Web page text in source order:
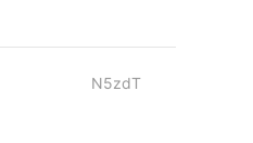
N5zdT